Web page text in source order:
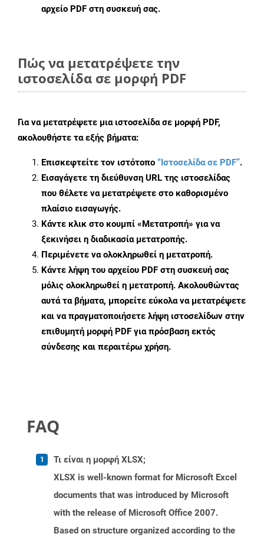
αρχείο PDF στη συσκευή σας.
Πώς να μετατρέψετε την
ιστοσελίδα σε μορφή PDF
Για να μετατρέψετε μια ιστοσελίδα σε μορφή PDF,
ακολουθήστε τα εξής βήματα:
Επισκεφτείτε τον ιστότοπο “Ιστοσελίδα σε PDF”.
Εισαγάγετε τη διεύθυνση URL της ιστοσελίδας
που θέλετε να μετατρέψετε στο καθορισμένο
πλαίσιο εισαγωγής.
Κάντε κλικ στο κουμπί «Μετατροπή» για να
ξεκινήσει η διαδικασία μετατροπής.
Περιμένετε να ολοκληρωθεί η μετατροπή.
Κάντε λήψη του αρχείου PDF στη συσκευή σας
μόλις ολοκληρωθεί η μετατροπή. Ακολουθώντας
αυτά τα βήματα, μπορείτε εύκολα να μετατρέψετε
και να πραγματοποιήσετε λήψη ιστοσελίδων στην
επιθυμητή μορφή PDF για πρόσβαση εκτός
σύνδεσης και περαιτέρω χρήση.
FAQ
Τι είναι η μορφή XLSX;
XLSX is well-known format for Microsoft Excel
documents that was introduced by Microsoft
with the release of Microsoft Office 2007.
Based on structure organized according to the